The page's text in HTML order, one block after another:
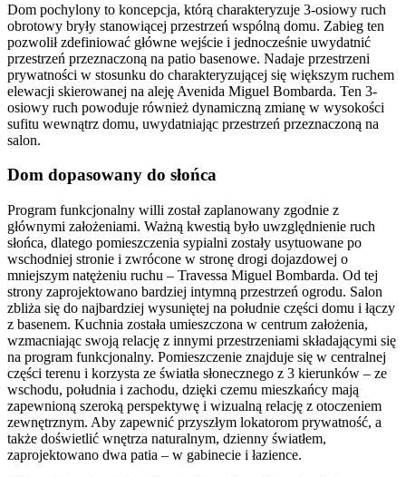
Dom pochylony to koncepcja, którą charakteryzuje 3-osiowy ruch
obrotowy bryły stanowiącej przestrzeń wspólną domu. Zabieg ten
pozwolił zdefiniować główne wejście i jednocześnie uwydatnić
przestrzeń przeznaczoną na patio basenowe. Nadaje przestrzeni
prywatności w stosunku do charakteryzującej się większym ruchem
elewacji skierowanej na aleję Avenida Miguel Bombarda. Ten 3-
osiowy ruch powoduje również dynamiczną zmianę w wysokości
sufitu wewnątrz domu, uwydatniając przestrzeń przeznaczoną na
salon.
Dom dopasowany do słońca
Program funkcjonalny willi został zaplanowany zgodnie z
głównymi założeniami. Ważną kwestią było uwzględnienie ruch
słońca, dlatego pomieszczenia sypialni zostały usytuowane po
wschodniej stronie i zwrócone w stronę drogi dojazdowej o
mniejszym natężeniu ruchu – Travessa Miguel Bombarda. Od tej
strony zaprojektowano bardziej intymną przestrzeń ogrodu. Salon
zbliża się do najbardziej wysuniętej na południe części domu i łączy
z basenem. Kuchnia została umieszczona w centrum założenia,
wzmacniając swoją relację z innymi przestrzeniami składającymi się
na program funkcjonalny. Pomieszczenie znajduje się w centralnej
części terenu i korzysta ze światła słonecznego z 3 kierunków – ze
wschodu, południa i zachodu, dzięki czemu mieszkańcy mają
zapewnioną szeroką perspektywę i wizualną relację z otoczeniem
zewnętrznym. Aby zapewnić przyszłym lokatorom prywatność, a
także doświetlić wnętrza naturalnym, dzienny światłem,
zaprojektowano dwa patia – w gabinecie i łazience.